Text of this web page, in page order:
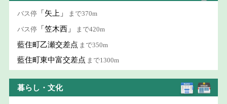
バス停 「矢上」 まで370m
バス停 「笠木西」 まで420m
藍住町乙瀬交差点 まで350m
藍住町東中富交差点 まで1300m
暮らし・文化